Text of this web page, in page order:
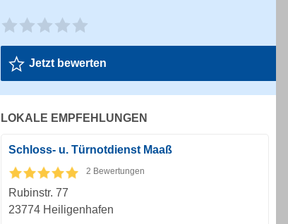
Jetzt bewerten
LOKALE EMPFEHLUNGEN
Schloss- u. Türnotdienst Maaß
2 Bewertungen
Rubinstr. 77
23774 Heiligenhafen